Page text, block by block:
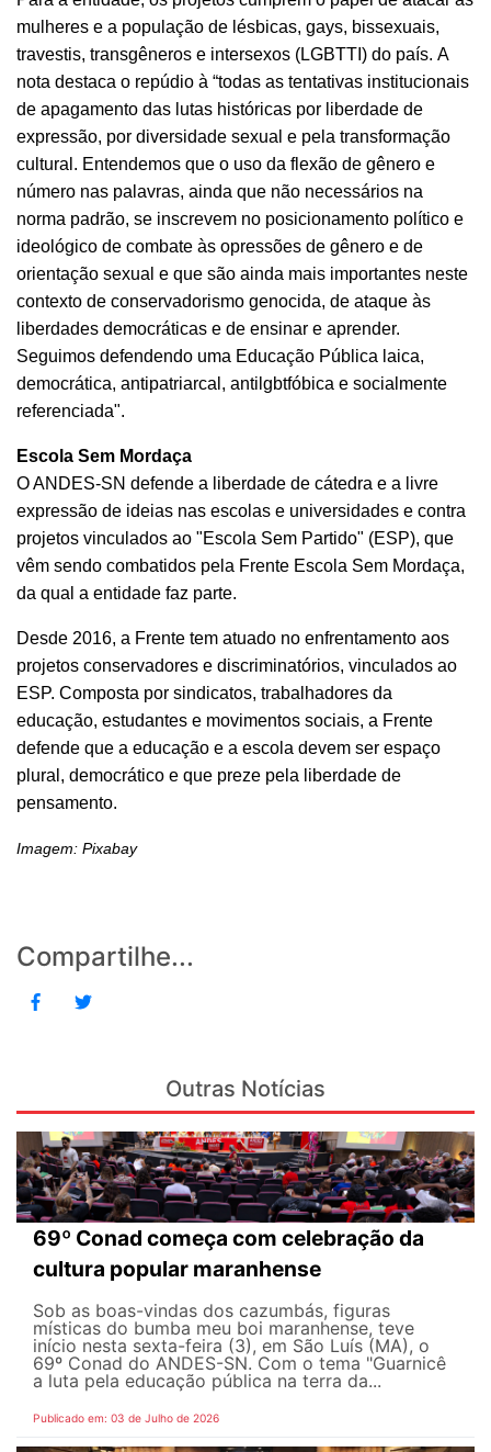
mulheres e a população de lésbicas, gays, bissexuais,
travestis, transgêneros e intersexos (LGBTTI) do país. A
nota destaca o repúdio à “todas as tentativas institucionais
de apagamento das lutas históricas por liberdade de
expressão, por diversidade sexual e pela transformação
cultural. Entendemos que o uso da flexão de gênero e
número nas palavras, ainda que não necessários na
norma padrão, se inscrevem no posicionamento político e
ideológico de combate às opressões de gênero e de
orientação sexual e que são ainda mais importantes neste
contexto de conservadorismo genocida, de ataque às
liberdades democráticas e de ensinar e aprender.
Seguimos defendendo uma Educação Pública laica,
democrática, antipatriarcal, antilgbtfóbica e socialmente
referenciada".
Escola Sem Mordaça
O ANDES-SN defende a liberdade de cátedra e a livre
expressão de ideias nas escolas e universidades e contra
projetos vinculados ao "Escola Sem Partido" (ESP), que
vêm sendo combatidos pela Frente Escola Sem Mordaça,
da qual a entidade faz parte.
Desde 2016, a Frente tem atuado no enfrentamento aos
projetos conservadores e discriminatórios, vinculados ao
ESP. Composta por sindicatos, trabalhadores da
educação, estudantes e movimentos sociais, a Frente
defende que a educação e a escola devem ser espaço
plural, democrático e que preze pela liberdade de
pensamento.
Imagem: Pixabay
Compartilhe...
Outras Notícias
69º Conad começa com celebração da
cultura popular maranhense
Sob as boas-vindas dos cazumbás, figuras
místicas do bumba meu boi maranhense, teve
início nesta sexta-feira (3), em São Luís (MA), o
69º Conad do ANDES-SN. Com o tema "Guarnicê
a luta pela educação pública na terra da...
Publicado em: 03 de Julho de 2026